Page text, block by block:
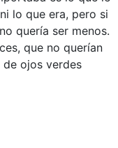
lo que era, pero si
quería ser menos.
que no querían
de ojos verdes